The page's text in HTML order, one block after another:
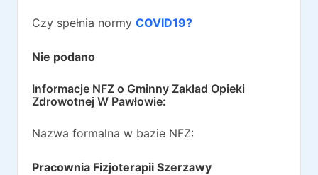
Czy spełnia normy COVID19?
Nie podano
Informacje NFZ o Gminny Zakład Opieki
Zdrowotnej W Pawłowie:
Nazwa formalna w bazie NFZ:
Pracownia Fizjoterapii Szerzawy